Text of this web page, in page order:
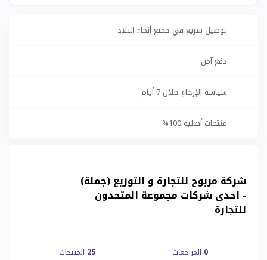
توصيل سريع في جميع أنحاء البلاد
دفع آمن
سياسة الإرجاع خلال 7 أيام
منتجات أصلية 100%
شركة مربوح للتجارة و التوزيع (جملة)
- احدى شركات مجموعة المتحدون
للتجارة
0 المراجعات 25 المنتجات